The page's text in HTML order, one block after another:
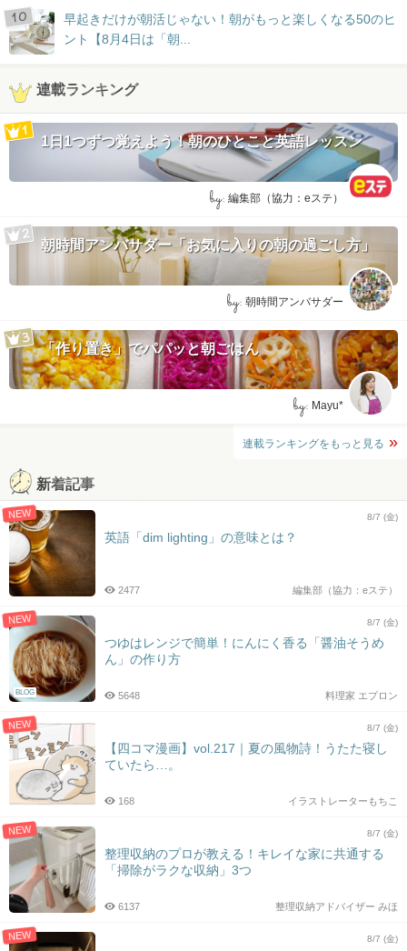
早起きだけが朝活じゃない！朝がもっと楽しくなる50のヒ
ント【8月4日は「朝...
連載ランキング
1日1つずつ覚えよう！朝のひとこと英語レッスン
by: 編集部（協力：eステ）
朝時間アンバサダー「お気に入りの朝の過ごし方」
by: 朝時間アンバサダー
「作り置き」でパパッと朝ごはん
by: Mayu*
連載ランキングをもっと見る
新着記事
NEW 8/7 (金)
英語「dim lighting」の意味とは？
編集部（協力：eステ）
2477
NEW
BLOG
8/7 (金)
つゆはレンジで簡単！にんにく香る「醤油そうめ
ん」の作り方
料理家 エプロン
5648
NEW 8/7 (金)
【四コマ漫画】vol.217｜夏の風物詩！うたた寝し
ていたら…。
イラストレーターもちこ
168
NEW 8/7 (金)
整理収納のプロが教える！キレイな家に共通する
「掃除がラクな収納」3つ
整理収納アドバイザー みほ
6137
NEW 8/7 (金)